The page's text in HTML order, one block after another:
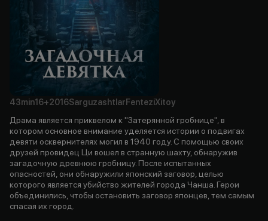
43min16+2016Sarguzashtlar FenteziXitoy
Драма является приквелом к "Затерянной гробнице", в
котором основное внимание уделяется истории о подвигах
девяти осквернителях могил в 1940 году. С помощью своих
друзей провидец Ци вошел в странную шахту, обнаружив
загадочную древнюю гробницу. После испытанных
опасностей, они обнаружили японский заговор, целью
которого является убийство жителей города Чанша. Герои
объединились, чтобы остановить заговор японцев, тем самым
спасая их город.